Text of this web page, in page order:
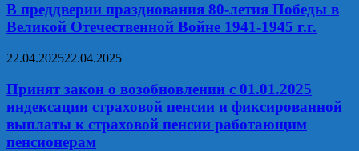
В преддверии празднования 80-летия Победы в
Великой Отечественной Войне 1941-1945 г.г.
22.04.202522.04.2025
Принят закон о возобновлении с 01.01.2025
индексации страховой пенсии и фиксированной
выплаты к страховой пенсии работающим
пенсионерам